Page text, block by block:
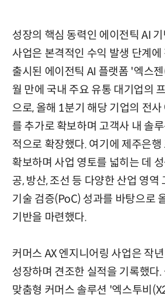
성장의 핵심 동력인 에이전틱 AI
사업은 본격적인 수익 발생 단계에
출시된 에이전틱 AI 플랫폼 '엑스
월 만에 국내 주요 유통 대기업의
으로, 올해 1분기 해당 기업의 전
를 추가로 확보하며 고객사 내 솔
적으로 확장했다. 여기에 제주은
확보하며 사업 영토를 넓히는 데
공, 방산, 조선 등 다양한 산업 영역
기술 검증(PoC) 성과를 바탕으로
기반을 마련했다.
커머스 AX 엔지니어링 사업은 작
성장하며 견조한 실적을 기록했다
맞춤형 커머스 솔루션 '엑스투비